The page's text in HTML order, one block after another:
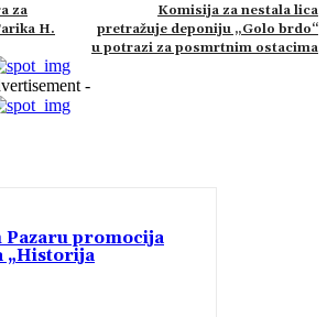
za
H.
Komisija za nestala lica
pretražuje deponiju „Golo brdo“
u potrazi za posmrtnim ostacima
-
Pazaru promocija
„Historija